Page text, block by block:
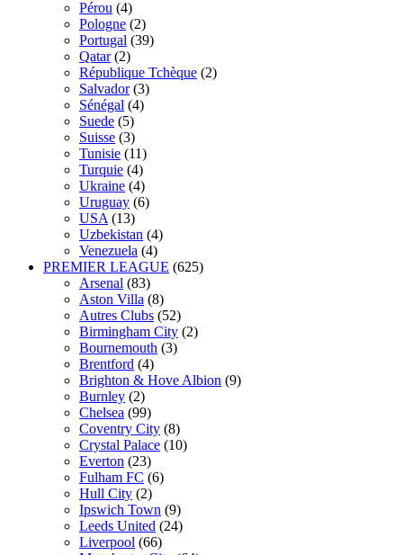
Pérou (4)
Pologne (2)
Portugal (39)
Qatar (2)
République Tchèque (2)
Salvador (3)
Sénégal (4)
Suede (5)
Suisse (3)
Tunisie (11)
Turquie (4)
Ukraine (4)
Uruguay (6)
USA (13)
Uzbekistan (4)
Venezuela (4)
PREMIER LEAGUE (625)
Arsenal (83)
Aston Villa (8)
Autres Clubs (52)
Birmingham City (2)
Bournemouth (3)
Brentford (4)
Brighton & Hove Albion (9)
Burnley (2)
Chelsea (99)
Coventry City (8)
Crystal Palace (10)
Everton (23)
Fulham FC (6)
Hull City (2)
Ipswich Town (9)
Leeds United (24)
Liverpool (66)